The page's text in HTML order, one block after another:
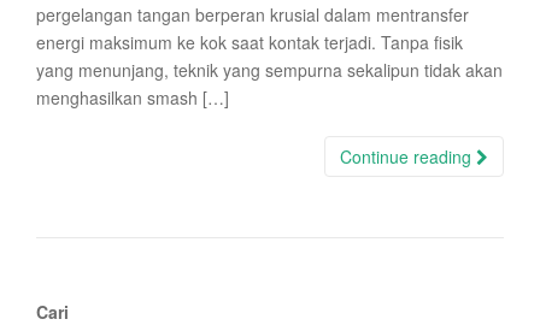
pergelangan tangan berperan krusial dalam mentransfer
energi maksimum ke kok saat kontak terjadi. Tanpa fisik
yang menunjang, teknik yang sempurna sekalipun tidak akan
menghasilkan smash […]
Continue reading
Cari